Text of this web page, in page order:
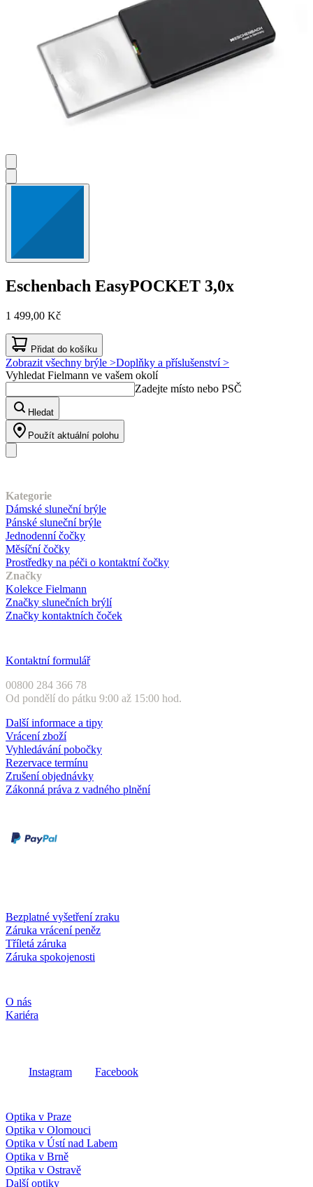
Eschenbach EasyPOCKET 3,0x
1 499,00 Kč
Přidat do košíku
Zobrazit všechny brýle >Doplňky a příslušenství >
Vyhledat Fielmann ve vašem okolí
Zadejte místo nebo PSČ
Hledat
Použít aktuální polohu
Kategorie
Dámské sluneční brýle
Pánské sluneční brýle
Jednodenní čočky
Měsíční čočky
Prostředky na péči o kontaktní čočky
Značky
Kolekce Fielmann
Značky slunečních brýlí
Značky kontaktních čoček
Kontaktní formulář
00800 284 366 78
Od pondělí do pátku 9:00 až 15:00 hod.
Další informace a tipy
Vrácení zboží
Vyhledávání pobočky
Rezervace termínu
Zrušení objednávky
Zákonná práva z vadného plnění
Bezplatné vyšetření zraku
Záruka vrácení peněz
Tříletá záruka
Záruka spokojenosti
O nás
Kariéra
Instagram Facebook
Optika v Praze
Optika v Olomouci
Optika v Ústí nad Labem
Optika v Brně
Optika v Ostravě
Další optiky